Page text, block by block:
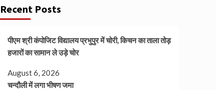
Recent Posts
पीएम श्री कंपोजिट विद्यालय प्रभुपुर में चोरी, किचन का ताला तोड़
हजारों का सामान ले उड़े चोर
August 6, 2026
चन्दौली में लगा भीषण जमा